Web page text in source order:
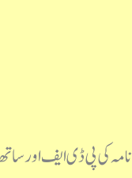
آر ایف دسمبر2018 کا منعقدامتحان